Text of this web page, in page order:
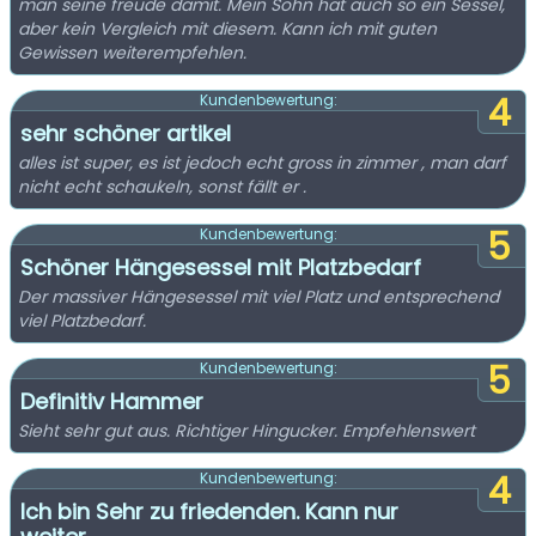
man seine freude damit. Mein Sohn hat auch so ein Sessel,
aber kein Vergleich mit diesem. Kann ich mit guten
Gewissen weiterempfehlen.
4
Kundenbewertung:
sehr schöner artikel
alles ist super, es ist jedoch echt gross in zimmer , man darf
nicht echt schaukeln, sonst fällt er .
5
Kundenbewertung:
Schöner Hängesessel mit Platzbedarf
Der massiver Hängesessel mit viel Platz und entsprechend
viel Platzbedarf.
5
Kundenbewertung:
Definitiv Hammer
Sieht sehr gut aus. Richtiger Hingucker. Empfehlenswert
4
Kundenbewertung:
Ich bin Sehr zu friedenden. Kann nur